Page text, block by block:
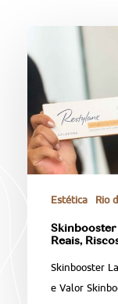
Estética Rio
Skinbooster
Reais,
Skinbooster
e Valor